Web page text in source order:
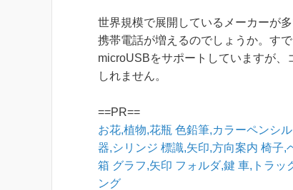
世界規模で展開しているメーカーが
携帯電話が増えるのでしょうか。す
microUSBをサポートしていますが
しれません。
==PR==
お花,植物,花瓶 色鉛筆,カラーペンシル
器,シリンジ 標識,矢印,方向案内 椅子,
箱 グラフ,矢印 フォルダ,鍵 車,トラッ
ング